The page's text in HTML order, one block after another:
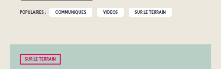
POPULAIRES : COMMUNIQUÉS VIDÉOS SUR LE TERRAIN
SUR LE TERRAIN